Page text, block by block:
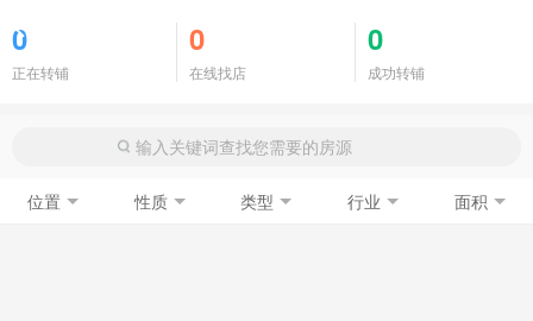
0
正在转铺
0
在线找店
0
成功转铺
位置 性质 类型 行业 面积